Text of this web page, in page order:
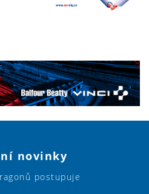
novinky
postupuje